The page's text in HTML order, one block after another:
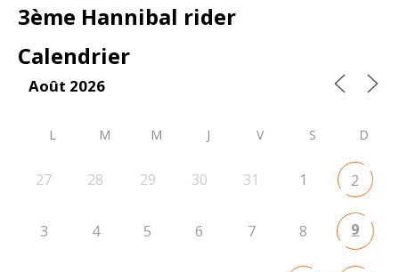
3ème Hannibal rider
Calendrier
Août 2026
L M M J V S D
27 28 29 30 31 1 2
3 4 5 6 7 8 9